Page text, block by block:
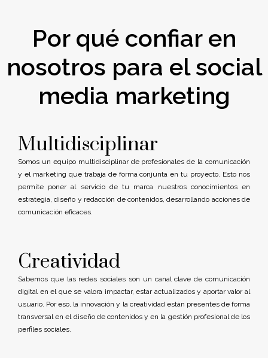
Por qué confiar en
nosotros para el social
media marketing
Multidisciplinar
Somos un equipo multidisciplinar de profesionales de la comunicación
y el marketing que trabaja de forma conjunta en tu proyecto. Esto nos
permite poner al servicio de tu marca nuestros conocimientos en
estrategia, diseño y redacción de contenidos, desarrollando acciones de
comunicación eficaces.
Creatividad
Sabemos que las redes sociales son un canal clave de comunicación
digital en el que se valora impactar, estar actualizados y aportar valor al
usuario. Por eso, la innovación y la creatividad están presentes de forma
transversal en el diseño de contenidos y en la gestión profesional de los
perfiles sociales.